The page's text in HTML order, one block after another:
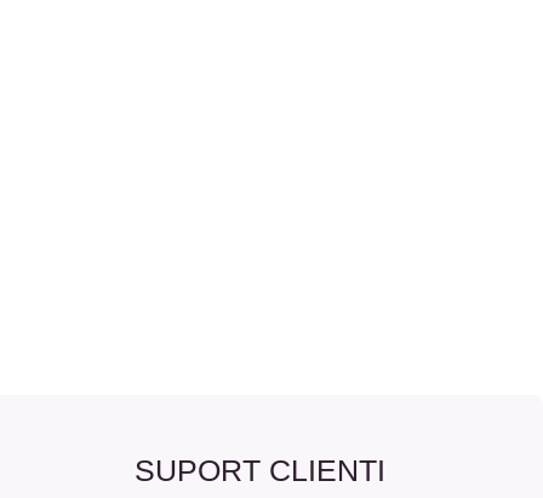
SUPORT CLIENTI